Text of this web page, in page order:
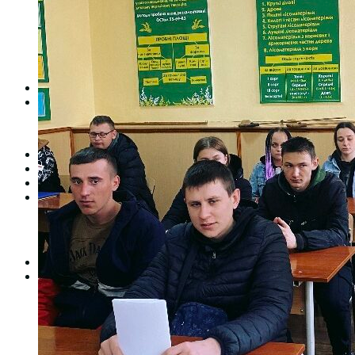
Студентська рада
Документація. Карантин
Документація. Воєнний стан
Центр кар’єри та працевлаштування
Центр дуальної освіти
Неформальна та інформальна освіта
Вступникам
Міжнародне співробітництво
Міжнародне співробітництво для викладачів
Міжнародне співробітництво для студентів
Угоди та договори
Вісник
Контакти
Публічність
Кваліфікаційний центр МФК
Нормативно-правова база
Форма заяви здобувача
Перелік професій
Професійні стандарти
Майстри сервісних центрів
Про формальну, неформальну та інформальну освіту